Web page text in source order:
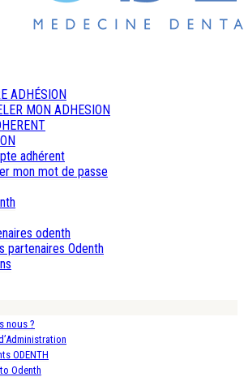
ADHÉSION
MON ADHESION
adhérent
mon mot de passe
odenth
partenaires Odenth
nous ?
ODENTH
Odenth